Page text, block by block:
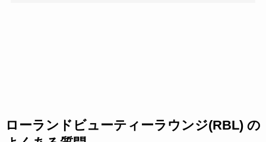
ローランドビューティーラウンジ(RBL) の